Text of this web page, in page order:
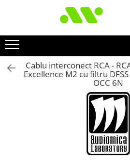
Cablu interconect RCA -
Excellence M2 cu filtru
OCC 6N